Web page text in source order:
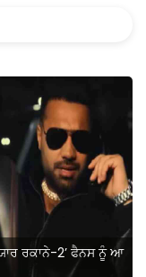
ਰਕਾਨੇ-2’ ਫੈਨਸ ਨੂੰ ਆ